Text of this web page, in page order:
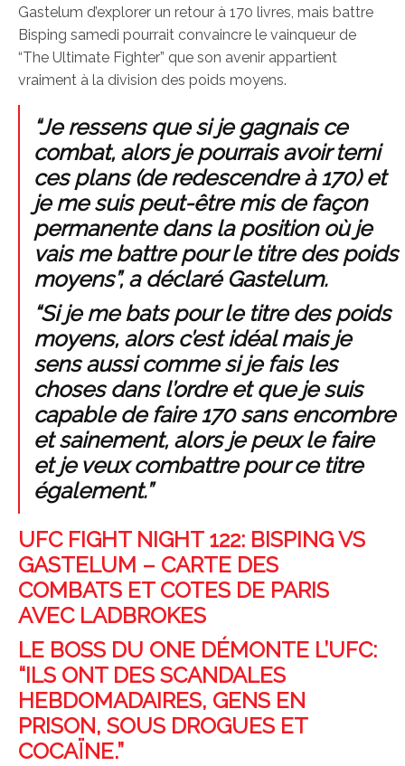
Gastelum d’explorer un retour à 170 livres, mais battre
Bisping samedi pourrait convaincre le vainqueur de
“The Ultimate Fighter” que son avenir appartient
vraiment à la division des poids moyens.
“Je ressens que si je gagnais ce
combat, alors je pourrais avoir terni
ces plans (de redescendre à 170) et
je me suis peut-être mis de façon
permanente dans la position où je
vais me battre pour le titre des poids
moyens”, a déclaré Gastelum.
“Si je me bats pour le titre des poids
moyens, alors c’est idéal mais je
sens aussi comme si je fais les
choses dans l’ordre et que je suis
capable de faire 170 sans encombre
et sainement, alors je peux le faire
et je veux combattre pour ce titre
également.”
UFC FIGHT NIGHT 122: BISPING VS
GASTELUM – CARTE DES
COMBATS ET COTES DE PARIS
AVEC LADBROKES
LE BOSS DU ONE DÉMONTE L’UFC:
“ILS ONT DES SCANDALES
HEBDOMADAIRES, GENS EN
PRISON, SOUS DROGUES ET
COCAÏNE.”